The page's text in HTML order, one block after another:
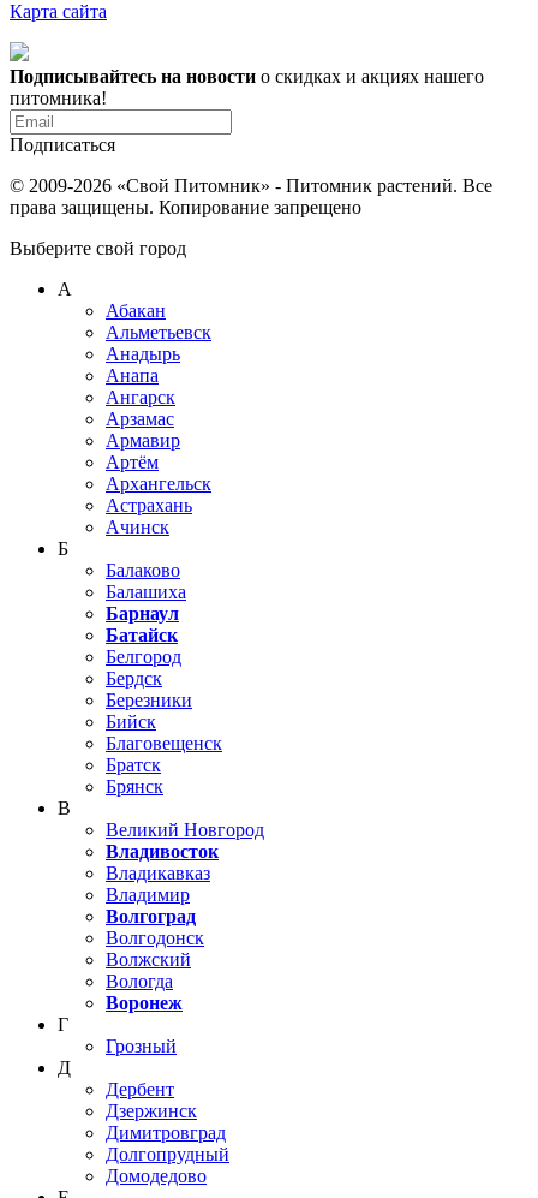
Карта сайта
Подписывайтесь на новости о скидках и акциях нашего
питомника!
Подписаться
© 2009-2026 «Свой Питомник» - Питомник растений. Все
права защищены. Копирование запрещено
Выберите свой город
А
Абакан
Альметьевск
Анадырь
Анапа
Ангарск
Арзамас
Армавир
Артём
Архангельск
Астрахань
Ачинск
Б
Балаково
Балашиха
Барнаул
Батайск
Белгород
Бердск
Березники
Бийск
Благовещенск
Братск
Брянск
В
Великий Новгород
Владивосток
Владикавказ
Владимир
Волгоград
Волгодонск
Волжский
Вологда
Воронеж
Г
Грозный
Д
Дербент
Дзержинск
Димитровград
Долгопрудный
Домодедово